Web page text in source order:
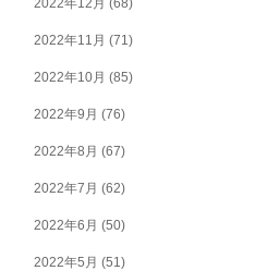
2022年11月 (71)
2022年10月 (85)
2022年9月 (76)
2022年8月 (67)
2022年7月 (62)
2022年6月 (50)
2022年5月 (51)